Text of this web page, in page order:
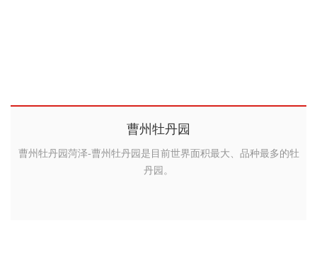
曹州牡丹园
曹州牡丹园菏泽-曹州牡丹园是目前世界面积最大、品种最多的牡
丹园。